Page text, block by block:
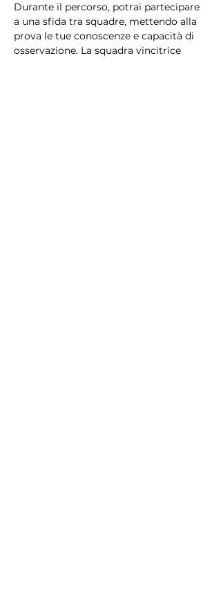
Durante il percorso, potrai partecipare
a una sfida tra squadre, mettendo alla
prova le tue conoscenze e capacità di
osservazione. La squadra vincitrice